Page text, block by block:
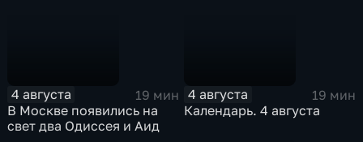
4 августа
19 мин
В Москве появились на
свет два Одиссея и Аид
4 августа
19 мин
Календарь. 4 августа